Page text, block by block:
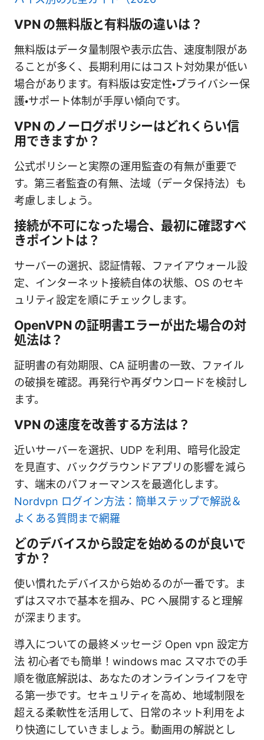
VPN の無料版と有料版の違いは？
無料版はデータ量制限や表示広告、速度制限があ
ることが多く、長期利用にはコスト対効果が低い
場合があります。有料版は安定性・プライバシー保
護・サポート体制が手厚い傾向です。
VPN のノーログポリシーはどれくらい信
用できますか？
公式ポリシーと実際の運用監査の有無が重要で
す。第三者監査の有無、法域（データ保持法）も
考慮しましょう。
接続が不可になった場合、最初に確認すべ
きポイントは？
サーバーの選択、認証情報、ファイアウォール設
定、インターネット接続自体の状態、OS のセキ
ュリティ設定を順にチェックします。
OpenVPN の証明書エラーが出た場合の対
処法は？
証明書の有効期限、CA 証明書の一致、ファイル
の破損を確認。再発行や再ダウンロードを検討し
ます。
VPN の速度を改善する方法は？
近いサーバーを選択、UDP を利用、暗号化設定
を見直す、バックグラウンドアプリの影響を減ら
す、端末のパフォーマンスを最適化します。
Nordvpn ログイン方法：簡単ステップで解説＆
よくある質問まで網羅
どのデバイスから設定を始めるのが良いで
すか？
使い慣れたデバイスから始めるのが一番です。ま
ずはスマホで基本を掴み、PC へ展開すると理解
が深まります。
導入についての最終メッセージ Open vpn 設定方
法 初心者でも簡単！windows mac スマホでの手
順を徹底解説は、あなたのオンラインライフを守
る第一歩です。セキュリティを高め、地域制限を
超える柔軟性を活用して、日常のネット利用をよ
り快適にしていきましょう。動画用の解説とし